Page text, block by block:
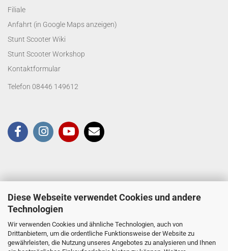
Diese Webseite verwendet Cookies und andere
Technologien
Wir verwenden Cookies und ähnliche Technologien, auch von
Drittanbietern, um die ordentliche Funktionsweise der Website zu
gewährleisten, die Nutzung unseres Angebotes zu analysieren und Ihnen
Filiale
Anfahrt (in Google Maps anzeigen)
Stunt Scooter Wiki
Stunt Scooter Workshop
Kontaktformular
Telefon 08446 149612